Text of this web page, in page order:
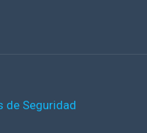
de Seguridad